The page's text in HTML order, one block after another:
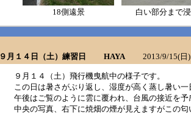
18側遠景 白い部分まで
９月１４日（土）練習日 HAYA2013/9/15(日)
９月１４（土）飛行機曳航中の様子です。
この日は暑さがぶり返し、湿度が高く蒸し暑い一
午後はご覧のように雲に覆われ、台風の接近を予
中央の写真、右下に焼畑の煙が見えますがこの